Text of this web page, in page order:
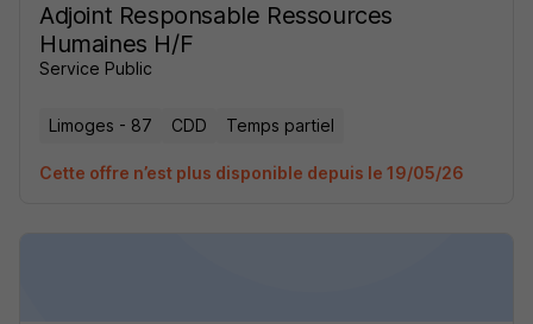
Adjoint Responsable Ressources
Humaines H/F
Service Public
Limoges - 87 CDD Temps partiel
Cette offre n’est plus disponible depuis le 19/05/26